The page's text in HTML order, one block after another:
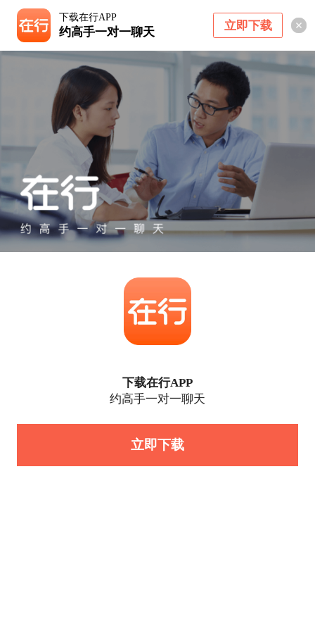
下载在行APP
约高手一对一聊天 立即下载
下载在行APP
约高手一对一聊天
立即下载